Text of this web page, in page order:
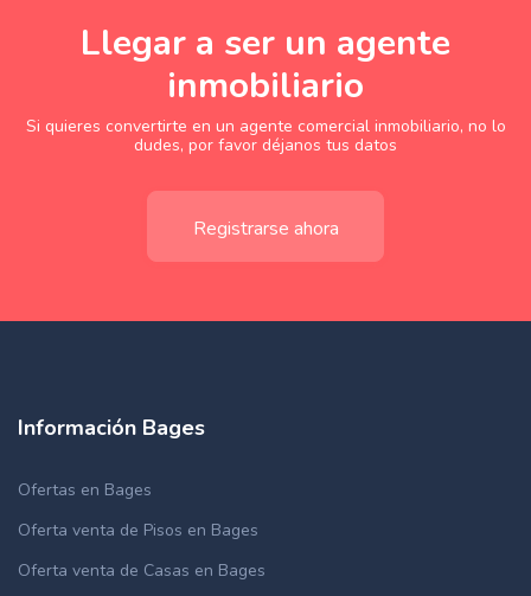
Llegar a ser un agente
inmobiliario
Si quieres convertirte en un agente comercial inmobiliario, no lo
dudes, por favor déjanos tus datos
Registrarse ahora
Información Bages
Ofertas en Bages
Oferta venta de Pisos en Bages
Oferta venta de Casas en Bages